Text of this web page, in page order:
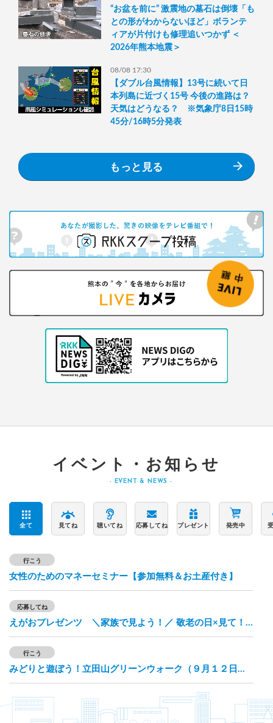
“お盆を前に” 激震地の墓石は倒壊「も
との形がわからないほど」ボランテ
ィアが片付けも修理追いつかず ＜
2026年熊本地震＞
08/08 17:30
【ダブル台風情報】13号に続いて日
本列島に近づく15号 今後の進路は？
天気はどうなる？ ※気象庁8日15時
45分/16時5分発表
もっと見る
イベント・お知らせ
- EVENT & NEWS -
全て 見てね 聴いてね 応募してね プレゼント 発売中
女性のためのマネーセミナー【参加無料＆お土産付き】
えがおプレゼンツ ＼家族で見よう！／ 敬老の日×見て！黄門キャンペーン【メッセージ募集中！】
みどりと遊ぼう！立田山グリーンウォーク（９月１２日開催）
第19回熊本循環器市民公開講座【申し込みはこちら】